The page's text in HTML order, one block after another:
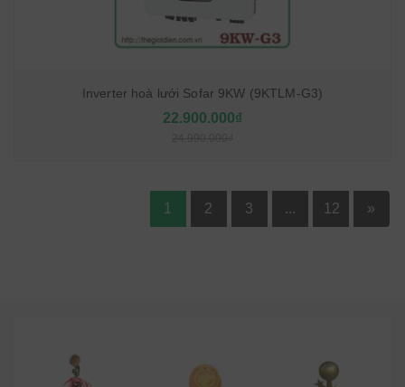
Inverter hoà lưới Sofar 9KW (9KTLM-G3)
22.900.000₫
1 2 3 ... 12 »